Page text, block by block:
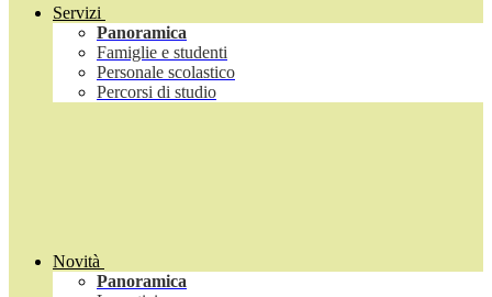
Servizi
Panoramica
Famiglie e studenti
Personale scolastico
Percorsi di studio
Novità
Panoramica